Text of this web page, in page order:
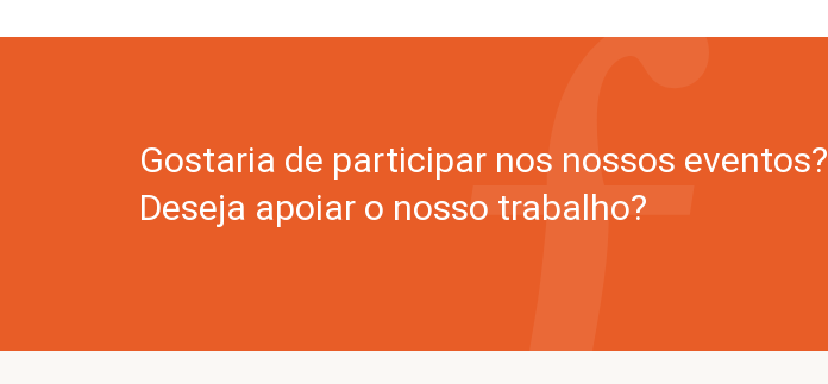
Gostaria de participar nos nossos eventos?
Deseja apoiar o nosso trabalho?